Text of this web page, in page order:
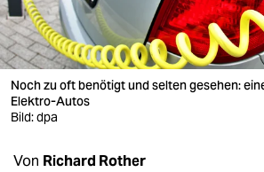
verlag
verlag
veranstaltungen
Noch zu oft benötigt und selten gesehen:
Elektro-Autos
Bild: dpa
Von Richard Rother